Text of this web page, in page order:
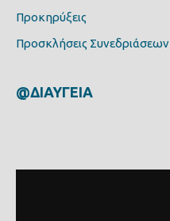
Προκηρύξεις
Προσκλήσεις Συνεδριάσεων
@ΔΙΑΥΓΕΙΑ